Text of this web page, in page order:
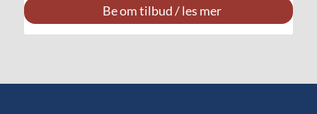
Be om tilbud / les mer